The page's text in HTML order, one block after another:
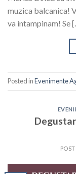
muzica balcanica!
va intampinam! Se
Posted inEvenimente